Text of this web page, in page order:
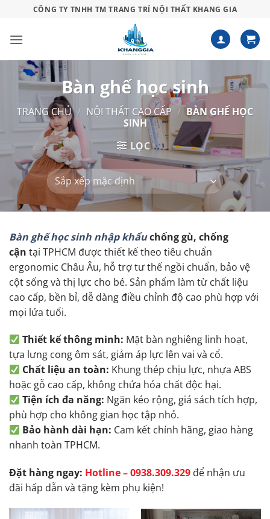
nội
CÔNG TY TNHH TM TRANG TRÍ NỘI THẤT KHANG GIA
Bàn ghế học sinh
TRANG CHỦ / NỘI THẤT CAO CẤP / BÀN GHẾ HỌC
SINH
LỌC
Bàn ghế học sinh nhập khẩuchống gù, chống
cận tại TPHCM được thiết kế theo tiêu chuẩn
ergonomic Châu Âu, hỗ trợ tư thế ngồi chuẩn, bảo vệ
cột sống và thị lực cho bé. Sản phẩm làm từ chất liệu
cao cấp, bền bỉ, dễ dàng điều chỉnh độ cao phù hợp với
mọi lứa tuổi.
Thiết kế thông minh: Mặt bàn nghiêng linh hoạt,
tựa lưng cong ôm sát, giảm áp lực lên vai và cổ.
Chất liệu an toàn: Khung thép chịu lực, nhựa ABS
hoặc gỗ cao cấp, không chứa hóa chất độc hại.
Tiện ích đa năng: Ngăn kéo rộng, giá sách tích hợp,
phù hợp cho không gian học tập nhỏ.
Bảo hành dài hạn: Cam kết chính hãng, giao hàng
nhanh toàn TPHCM.
Đặt hàng ngay: Hotline – 0938.309.329 để nhận ưu
đãi hấp dẫn và tặng kèm phụ kiện!